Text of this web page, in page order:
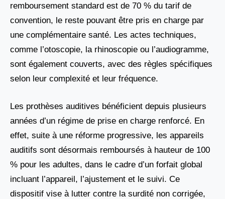
remboursement standard est de 70 % du tarif de
convention, le reste pouvant être pris en charge par
une complémentaire santé. Les actes techniques,
comme l’otoscopie, la rhinoscopie ou l’audiogramme,
sont également couverts, avec des règles spécifiques
selon leur complexité et leur fréquence.
Les prothèses auditives bénéficient depuis plusieurs
années d’un régime de prise en charge renforcé. En
effet, suite à une réforme progressive, les appareils
auditifs sont désormais remboursés à hauteur de 100
% pour les adultes, dans le cadre d’un forfait global
incluant l’appareil, l’ajustement et le suivi. Ce
dispositif vise à lutter contre la surdité non corrigée,